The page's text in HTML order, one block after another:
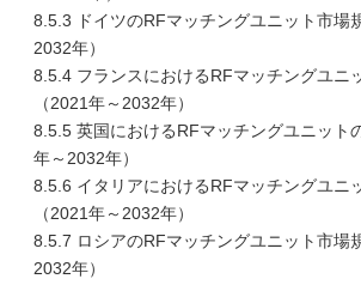
8.5.3 ドイツのRFマッチングユニット市場
2032年）
8.5.4 フランスにおけるRFマッチングユニ
（2021年～2032年）
8.5.5 英国におけるRFマッチングユニット
年～2032年）
8.5.6 イタリアにおけるRFマッチングユニ
（2021年～2032年）
8.5.7 ロシアのRFマッチングユニット市場
2032年）